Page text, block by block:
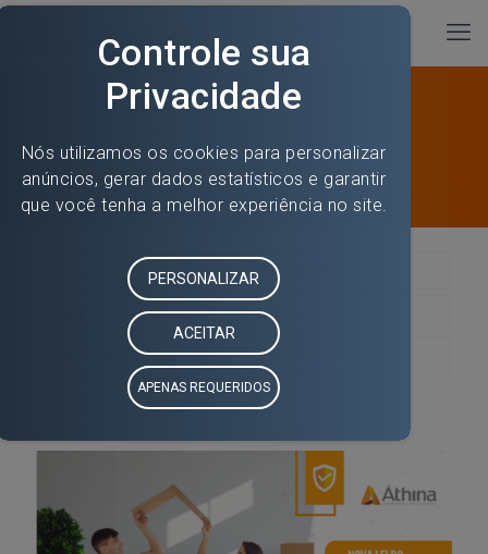
Blog
Automóvel
Dicas
Seguro